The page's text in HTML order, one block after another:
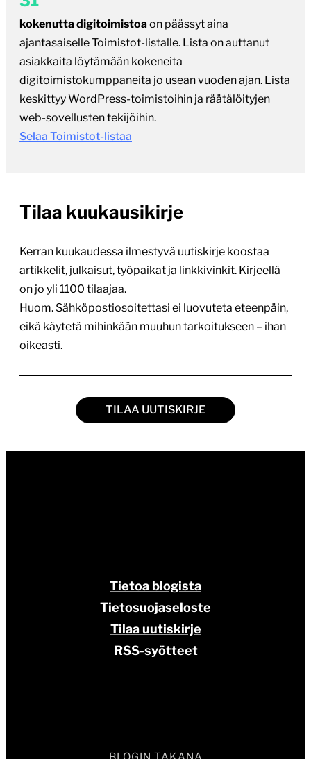
kokenutta digitoimistoaon päässyt aina
ajantasaiselle Toimistot-listalle. Lista on auttanut
asiakkaita löytämään kokeneita
digitoimistokumppaneita jo usean vuoden ajan. Lista
keskittyy WordPress-toimistoihin ja räätälöityjen
web-sovellusten tekijöihin.
Selaa Toimistot-listaa
Tilaa kuukausikirje
Kerran kuukaudessa ilmestyvä uutiskirje koostaa
artikkelit, julkaisut, työpaikat ja linkkivinkit. Kirjeellä
on jo yli 1100 tilaajaa.
Huom. Sähköpostiosoitettasi ei luovuteta eteenpäin,
eikä käytetä mihinkään muuhun tarkoitukseen – ihan
oikeasti.
TILAA UUTISKIRJE
Tietoa blogista
Tietosuojaseloste
Tilaa uutiskirje
RSS-syötteet